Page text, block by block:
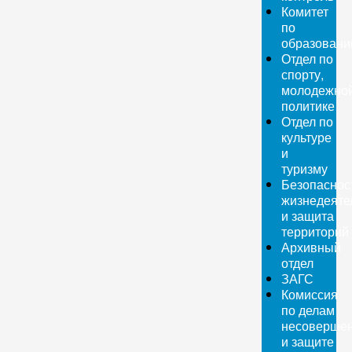
Комитет
по
Отдел по
спорту,
политике
Отдел по
культуре
и
туризму
и защита
территорий
Архивный
отдел
ЗАГС
Комиссия
по делам
и защите